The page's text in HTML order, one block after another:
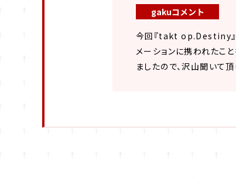
gakuコメント
今回『takt op.Destiny』
メーションに携われたこ
ましたので、沢山聞いて